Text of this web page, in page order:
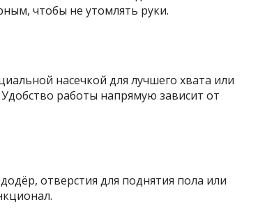
чтобы не утомлять руки.
насечкой для лучшего хвата или
работы напрямую зависит от
отверстия для поднятия пола или